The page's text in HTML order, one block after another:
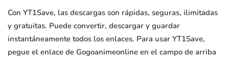
Con YT1Save, las descargas son rápidas, seguras, ilimitadas
y gratuitas. Puede convertir, descargar y guardar
instantáneamente todos los enlaces. Para usar YT1Save,
pegue el enlace de Gogoanimeonline en el campo de arriba